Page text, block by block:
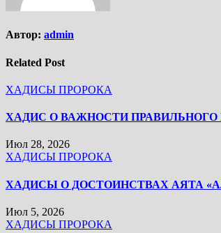
Автор: admin
Related Post
ХАДИСЫ ПРОРОКА
ХАДИС О ВАЖНОСТИ
Июл 28, 2026
ХАДИСЫ ПРОРОКА
ХАДИСЫ О ДОСТОИНСТВАХ АЯТА
Июл 5, 2026
ХАДИСЫ ПРОРОКА